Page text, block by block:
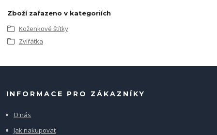
Zboží zařazeno v kategoriích
Koženkové štítky
Zvířátka
INFORMACE PRO ZÁKAZNÍKY
O nás
Jak nakupovat